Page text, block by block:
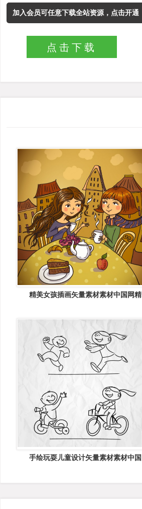
加入会员可任意下载全站资源，点击开通
点击下载
精美女孩插画矢量素材素材中国网精
手绘玩耍儿童设计矢量素材素材中国